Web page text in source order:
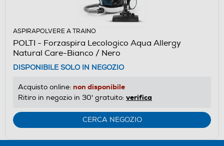
ASPIRAPOLVERE A TRAINO
POLTI - Forzaspira Lecologico Aqua Allergy
Natural Care-Bianco / Nero
DISPONIBILE SOLO IN NEGOZIO
Acquisto online: non disponibile
Ritiro in negozio in 30' gratuito: verifica
CERCA NEGOZIO